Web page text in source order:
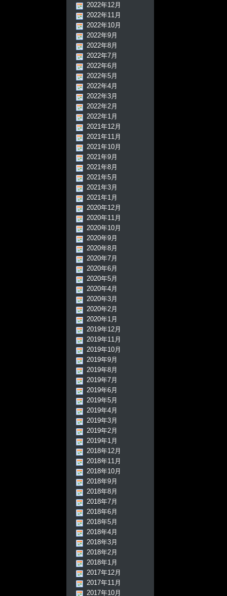
2022年12月
2022年11月
2022年10月
2022年9月
2022年8月
2022年7月
2022年6月
2022年5月
2022年4月
2022年3月
2022年2月
2022年1月
2021年12月
2021年11月
2021年10月
2021年9月
2021年8月
2021年5月
2021年3月
2021年1月
2020年12月
2020年11月
2020年10月
2020年9月
2020年8月
2020年7月
2020年6月
2020年5月
2020年4月
2020年3月
2020年2月
2020年1月
2019年12月
2019年11月
2019年10月
2019年9月
2019年8月
2019年7月
2019年6月
2019年5月
2019年4月
2019年3月
2019年2月
2019年1月
2018年12月
2018年11月
2018年10月
2018年9月
2018年8月
2018年7月
2018年6月
2018年5月
2018年4月
2018年3月
2018年2月
2018年1月
2017年12月
2017年11月
2017年10月